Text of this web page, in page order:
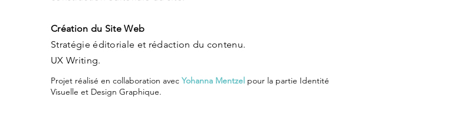
Création du Site Web
Stratégie éditoriale et rédaction du contenu.
UX Writing.
Projet réalisé en collaboration avec Yohanna Mentzel pour la partie Identité
Visuelle et Design Graphique.